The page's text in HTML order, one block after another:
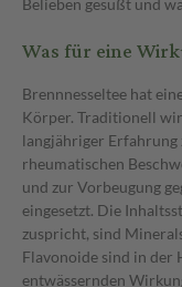
Was für eine
Brennnesseltee hat
Körper. Traditionell
langjähriger
rheumatischen
und zur Vorbeugung
eingesetzt. Die
zuspricht, sind
Flavonoide sind in der
entwässernden